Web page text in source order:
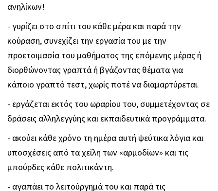
ανηλίκων!
- γυρίζει στο σπίτι του κάθε μέρα και παρά την
κούραση, συνεχίζει την εργασία του με την
προετοιμασία του μαθήματος της επόμενης μέρας ή
διορθώνοντας γραπτά ή βγάζοντας θέματα για
κάποιο γραπτό τεστ, χωρίς ποτέ να διαμαρτύρεται.
- εργάζεται εκτός του ωραρίου του, συμμετέχοντας σε
δράσεις αλληλεγγύης και εκπαιδευτικά προγράμματα.
- ακούει κάθε χρόνο τη ημέρα αυτή ψεύτικα λόγια και
υποσχέσεις από τα χείλη των «αρμοδίων» και τις
μπούρδες κάθε πολιτικάντη.
- αγαπάει το λειτούργημά του και παρά τις